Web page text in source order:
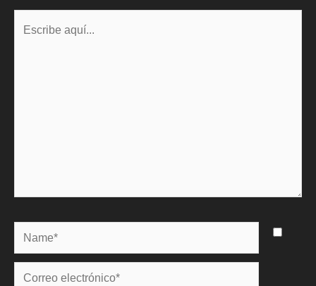
Name*
Correo